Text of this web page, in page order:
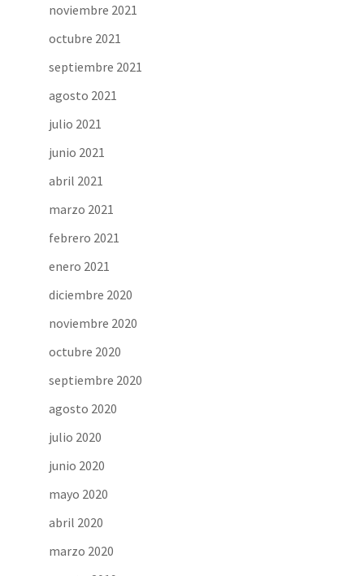
noviembre 2021
octubre 2021
septiembre 2021
agosto 2021
julio 2021
junio 2021
abril 2021
marzo 2021
febrero 2021
enero 2021
diciembre 2020
noviembre 2020
octubre 2020
septiembre 2020
agosto 2020
julio 2020
junio 2020
mayo 2020
abril 2020
marzo 2020